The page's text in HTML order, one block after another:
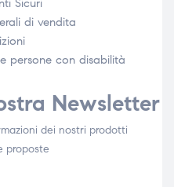
Sicuri
di vendita
persone con disabilità​
Newsletter
dei nostri prodotti
proposte